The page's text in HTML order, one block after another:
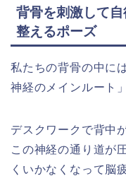
背骨を刺激して
整えるポーズ
私たちの背骨の中に
神経のメインルート
デスクワークで背中
この神経の通り道が
くいかなくなって脳